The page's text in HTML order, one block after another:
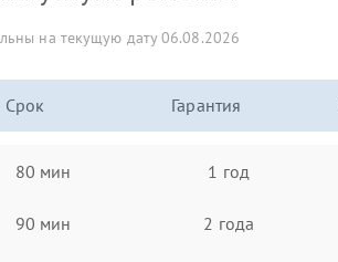
на текущую дату 06.08.2026
Срок Гарантия
80 мин 1 год
90 мин 2 года